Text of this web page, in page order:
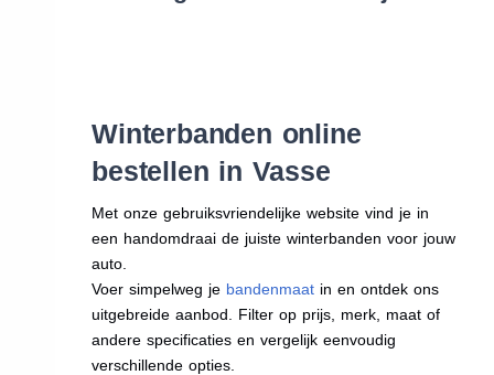
Winterbanden online
bestellen in Vasse
Met onze gebruiksvriendelijke website vind je in
een handomdraai de juiste winterbanden voor jouw
auto.
Voer simpelweg je bandenmaat in en ontdek ons
uitgebreide aanbod. Filter op prijs, merk, maat of
andere specificaties en vergelijk eenvoudig
verschillende opties.